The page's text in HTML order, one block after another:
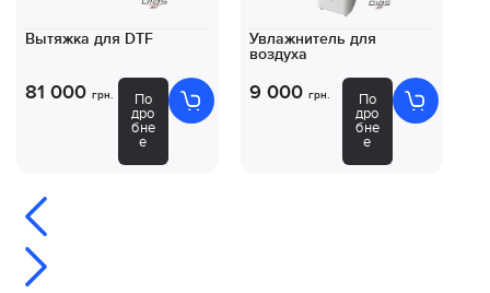
Вытяжка для DTF
81 000 грн.
По
дро
бне
е
Увлажнитель для
воздуха
9 000 грн.
По
дро
бне
е